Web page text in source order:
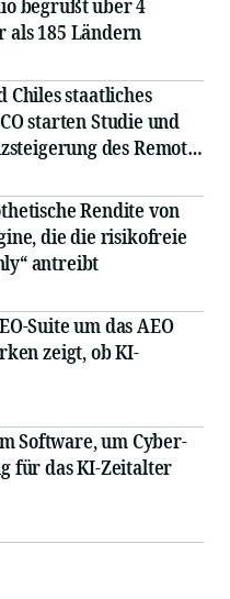
begrüßt über 4
als 185 Ländern
Chiles staatliches
starten Studie und
des Remote-
IOWN APN
Rendite von
die die risikofreie
antreibt
Suite um das AEO
zeigt, ob KI-
Software, um Cyber-
für das KI-Zeitalter